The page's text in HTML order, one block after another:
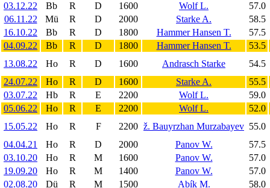
03.12.22
Bb R D 1600 Wolf L.
57.0
06.11.22
Mü R D 2000 Starke A.
58.5
16.10.22
Bb R D 1800 Hammer Hansen T.
57.5
04.09.22
Bb R D 1800 Hammer Hansen T.
53.5
13.08.22
Ho R D 1600 Andrasch Starke
54.5
24.07.22
Ho R D 1600 Starke A.
55.5
03.07.22
Hb R E 2200 Wolf L.
59.0
05.06.22
Ho R E 2200 Wolf L.
52.0
15.05.22
Ho R F 2200 ž. Bauyrzhan Murzabayev 55.0
04.04.21
Ho R D 2000 Panov W.
57.5
03.10.20
Ho R M 1600 Panov W.
57.0
19.09.20
Ho R M 1400 Panov W.
57.0
02.08.20
Dü R M 1500 Abík M. 58.0